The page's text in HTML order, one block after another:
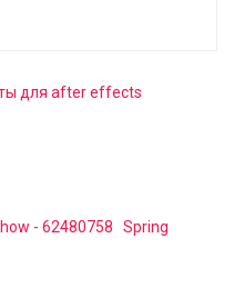
для after effects
- 62480758
Spring